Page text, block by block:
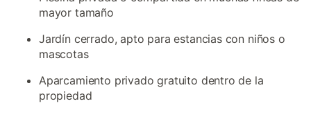
mayor tamaño
Jardín cerrado, apto para estancias con niños o
mascotas
Aparcamiento privado gratuito dentro de la
propiedad